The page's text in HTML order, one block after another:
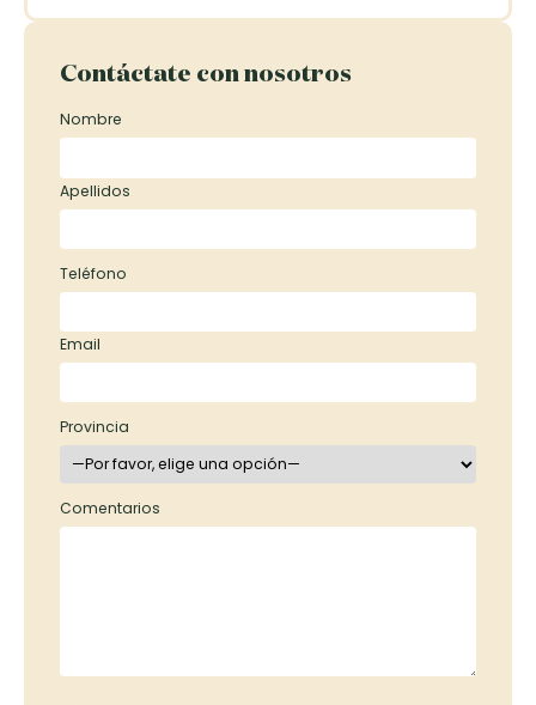
Contáctate con nosotros
Nombre
Apellidos
Teléfono
Email
Provincia
Comentarios